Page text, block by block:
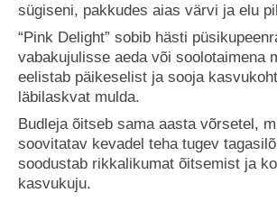
sügiseni, pakkudes aias värvi ja elu
“Pink Delight” sobib hästi
vabakujulisse aeda või soolotaimena
eelistab päikeselist ja sooja
läbilaskvat mulda.
Budleja õitseb sama aasta võrsetel,
soovitatav kevadel teha tugev
soodustab rikkalikumat õitsemist ja
kasvukuju.